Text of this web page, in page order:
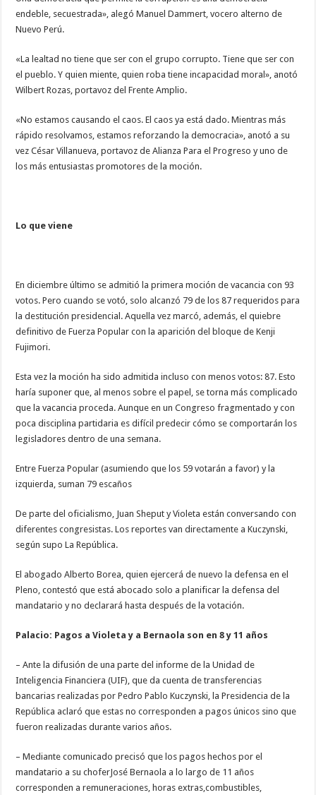
endeble, secuestrada», alegó Manuel Dammert, vocero alterno de
Nuevo Perú.
«La lealtad no tiene que ser con el grupo corrupto. Tiene que ser con
el pueblo. Y quien miente, quien roba tiene incapacidad moral», anotó
Wilbert Rozas, portavoz del Frente Amplio.
«No estamos causando el caos. El caos ya está dado. Mientras más
rápido resolvamos, estamos reforzando la democracia», anotó a su
vez César Villanueva, portavoz de Alianza Para el Progreso y uno de
los más entusiastas promotores de la moción.
Lo que viene
En diciembre último se admitió la primera moción de vacancia con 93
votos. Pero cuando se votó, solo alcanzó 79 de los 87 requeridos para
la destitución presidencial. Aquella vez marcó, además, el quiebre
definitivo de Fuerza Popular con la aparición del bloque de Kenji
Fujimori.
Esta vez la moción ha sido admitida incluso con menos votos: 87. Esto
haría suponer que, al menos sobre el papel, se torna más complicado
que la vacancia proceda. Aunque en un Congreso fragmentado y con
poca disciplina partidaria es difícil predecir cómo se comportarán los
legisladores dentro de una semana.
Entre Fuerza Popular (asumiendo que los 59 votarán a favor) y la
izquierda, suman 79 escaños
De parte del oficialismo, Juan Sheput y Violeta están conversando con
diferentes congresistas. Los reportes van directamente a Kuczynski,
según supo La República.
El abogado Alberto Borea, quien ejercerá de nuevo la defensa en el
Pleno, contestó que está abocado solo a planificar la defensa del
mandatario y no declarará hasta después de la votación.
Palacio: Pagos a Violeta y a Bernaola son en 8 y 11 años
– Ante la difusión de una parte del informe de la Unidad de
Inteligencia Financiera (UIF), que da cuenta de transferencias
bancarias realizadas por Pedro Pablo Kuczynski, la Presidencia de la
República aclaró que estas no corresponden a pagos únicos sino que
fueron realizadas durante varios años.
– Mediante comunicado precisó que los pagos hechos por el
mandatario a su choferJosé Bernaola a lo largo de 11 años
corresponden a remuneraciones, horas extras,combustibles,